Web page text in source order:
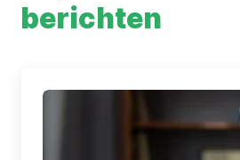
berichten